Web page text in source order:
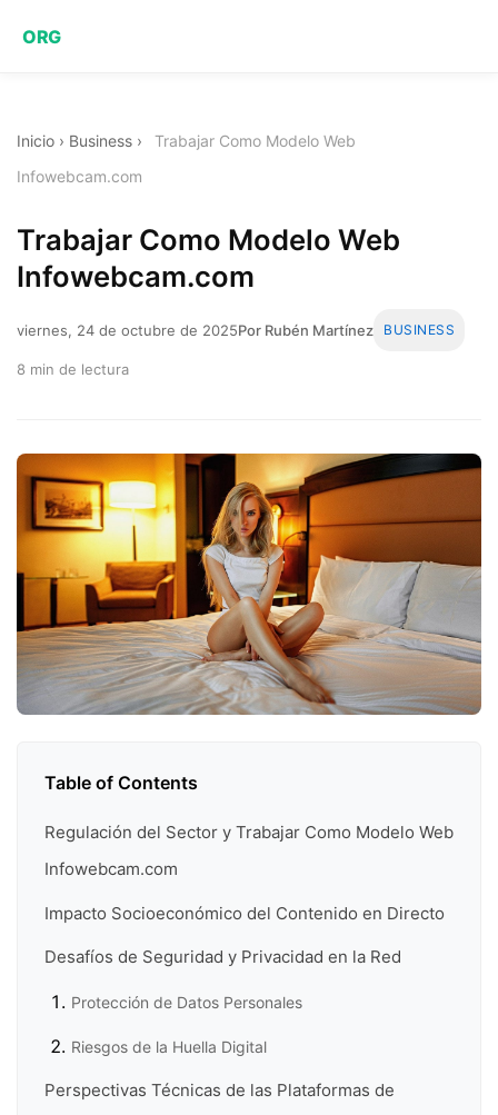
ORG
Inicio › Business ›
Trabajar Como Modelo Web
Infowebcam.com
Trabajar Como Modelo Web
Infowebcam.com
viernes, 24 de octubre de 2025Por Rubén Martínez BUSINESS
8 min de lectura
Table of Contents
Regulación del Sector y Trabajar Como Modelo Web
Infowebcam.com
Impacto Socioeconómico del Contenido en Directo
Desafíos de Seguridad y Privacidad en la Red
Protección de Datos Personales
Riesgos de la Huella Digital
Perspectivas Técnicas de las Plataformas de